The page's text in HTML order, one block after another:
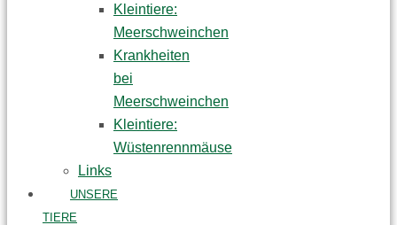
Kleintiere:
Meerschweinchen
Krankheiten
bei
Meerschweinchen
Kleintiere:
Wüstenrennmäuse
Links
UNSERE
TIERE